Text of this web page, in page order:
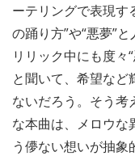
ーテリングで表現す
の踊り方”や“悪夢”
リリック中にも度々
と聞いて、希望な
ないだろう。そう考
な本曲は、メロウな
う儚ない想いが抽